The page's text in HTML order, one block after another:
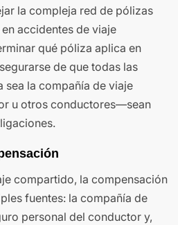
la compleja red de pólizas
accidentes de viaje
qué póliza aplica en
de que todas las
la compañía de viaje
u otros conductores—sean
compartido, la compensación
fuentes: la compañía de
personal del conductor y,